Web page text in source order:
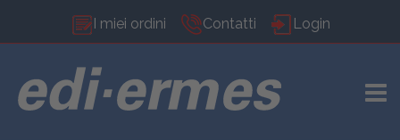
I miei ordini Contatti Login